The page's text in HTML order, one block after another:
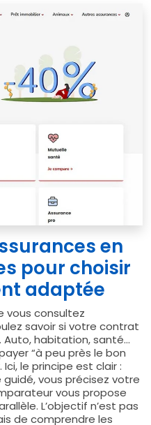
en
pour choisir
adaptée
vous consultez
savoir si votre contrat
habitation, santé…
“à peu près le bon
le principe est clair :
vous précisez votre
vous propose
L’objectif n’est pas
de comprendre les